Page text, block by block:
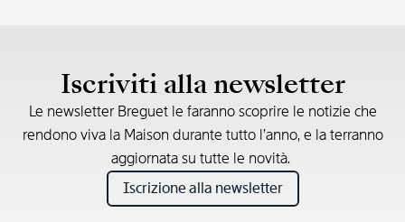
Iscriviti alla newsletter
Le newsletter Breguet le faranno scoprire le notizie che
rendono viva la Maison durante tutto l’anno, e la terranno
aggiornata su tutte le novità.
Iscrizione alla newsletter